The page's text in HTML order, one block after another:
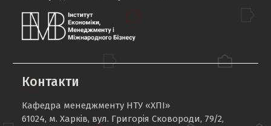
Контакти
Кафедра менеджменту НТУ «ХПІ»
61024, м. Харків, вул. Григорія Сковороди, 79/2,